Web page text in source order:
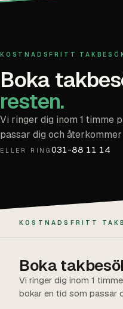
KOSTNADSFRITT
Boka
resten.
Vi ringer dig inom 1 timme
passar dig och
ELLER RING 031-88 11 14
KOSTNADSFRITT
Boka
Vi ringer dig inom 1
bokar en tid som passar